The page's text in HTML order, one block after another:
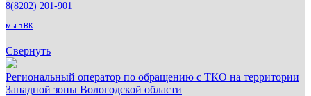
8(8202) 201-901
мы в ВК
Свернуть
Региональный оператор по обращению с ТКО на территории
Западной зоны Вологодской области